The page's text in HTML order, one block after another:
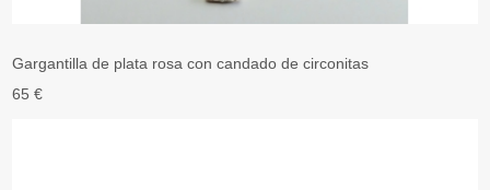
Gargantilla de plata rosa con candado de circonitas
65 €